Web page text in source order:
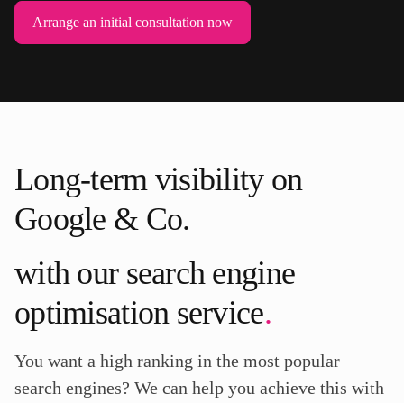
Arrange an initial consultation now
Long-term visibility on
Google & Co.
with our search engine
optimisation service.
You want a high ranking in the most popular
search engines? We can help you achieve this with